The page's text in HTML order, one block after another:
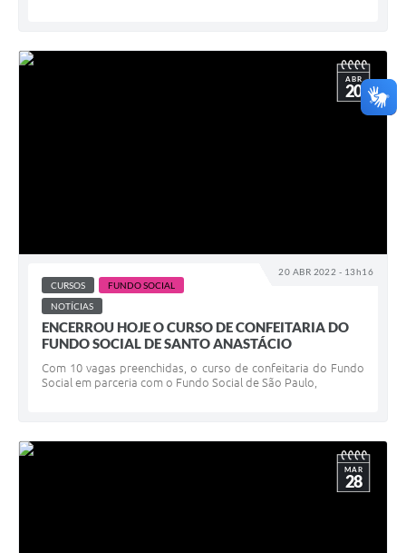
20 ABR 2022 - 13h16
ABR
20
CURSOS
FUNDO SOCIAL
NOTÍCIAS
ENCERROU HOJE O CURSO DE CONFEITARIA DO
FUNDO SOCIAL DE SANTO ANASTÁCIO
Com 10 vagas preenchidas, o curso de confeitaria do Fundo
Social em parceria com o Fundo Social de São Paulo,
MAR
28